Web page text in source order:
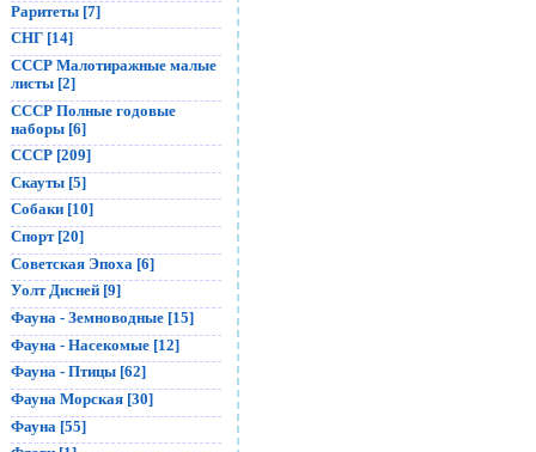
Раритеты [7]
СНГ [14]
СССР Малотиражные малые
листы [2]
СССР Полные годовые
наборы [6]
СССР [209]
Скауты [5]
Собаки [10]
Спорт [20]
Советская Эпоха [6]
Уолт Дисней [9]
Фауна - Земноводные [15]
Фауна - Насекомые [12]
Фауна - Птицы [62]
Фауна Морская [30]
Фауна [55]